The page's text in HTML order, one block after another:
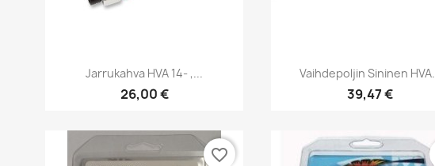
Pikakatselu
Jarrukahva HVA 14- ,...
26,00 €
Pikakatselu
Vaihdepoljin Sininen
39,47 €
favorite_border